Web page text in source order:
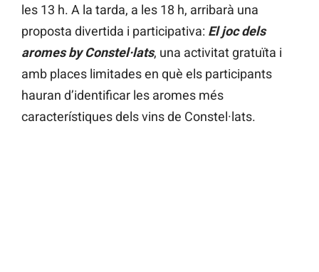
les 13 h. A la tarda, a les 18 h, arribarà una
proposta divertida i participativa: El joc dels
aromes by Constel·lats, una activitat gratuïta i
amb places limitades en què els participants
hauran d’identificar les aromes més
característiques dels vins de Constel·lats.